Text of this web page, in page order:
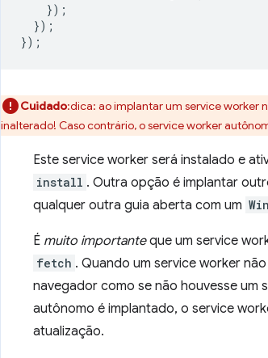
});
});
});
Cuidado:dica: ao implantar um service worker
inalterado! Caso contrário, o service worker
Este service worker será instalado e
install . Outra opção é implantar
qualquer outra guia aberta com um
É muito importanteque um service
fetch . Quando um service worker
navegador como se não houvesse um
autônomo é implantado, o service
atualização.